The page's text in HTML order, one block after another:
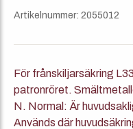
Artikelnummer: 2055012
För frånskiljarsäkring
patronröret.
N. Normal: Är
Används där